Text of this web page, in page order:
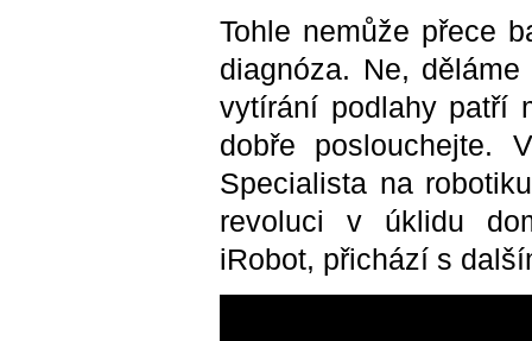
Tohle nemůže přece
diagnóza. Ne,
vytírání podlahy patří
dobře poslouchejte.
Specialista na
revoluci v úklidu
iRobot, přichází s